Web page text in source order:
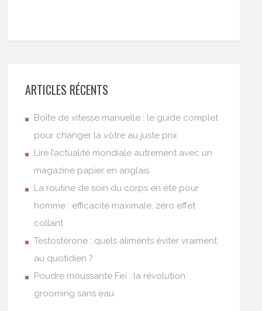
ARTICLES RÉCENTS
Boîte de vitesse manuelle : le guide complet
pour changer la vôtre au juste prix
Lire l’actualité mondiale autrement avec un
magazine papier en anglais
La routine de soin du corps en été pour
homme : efficacité maximale, zéro effet
collant
Testostérone : quels aliments éviter vraiment
au quotidien ?
Poudre moussante Feï : la révolution
grooming sans eau